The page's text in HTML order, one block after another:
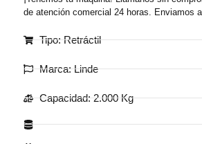
de atención comercial 24 horas. Enviamos
Tipo: Retráctil
Marca: Linde
Capacidad: 2.000 Kg